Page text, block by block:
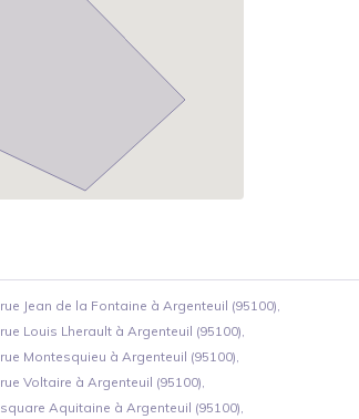
rue Jean de la Fontaine à Argenteuil (95100),
rue Louis Lherault à Argenteuil (95100),
rue Montesquieu à Argenteuil (95100),
rue Voltaire à Argenteuil (95100),
square Aquitaine à Argenteuil (95100),